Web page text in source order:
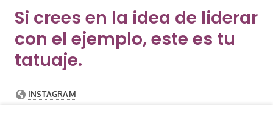
Si crees en la idea de liderar
con el ejemplo, este es tu
tatuaje.